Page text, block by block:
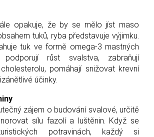
opakuje, že by se mělo jíst maso
tuků, ryba představuje výjimku.
tuk ve formě omega-3 mastných
růst svalstva, zabraňují
pomáhají snižovat krevní
účinky.
zájem o budování svalové, určitě
sílu fazolí a luštěnin. Když se
potravinách, každý si